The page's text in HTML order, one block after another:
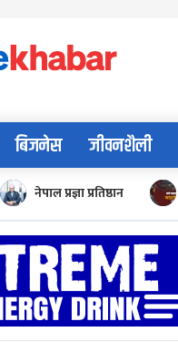
बिजनेस जीवनशैली
नेपाल प्रज्ञा प्रतिष्ठान